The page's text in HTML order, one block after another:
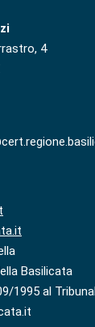
4
Basilicata
1995 al